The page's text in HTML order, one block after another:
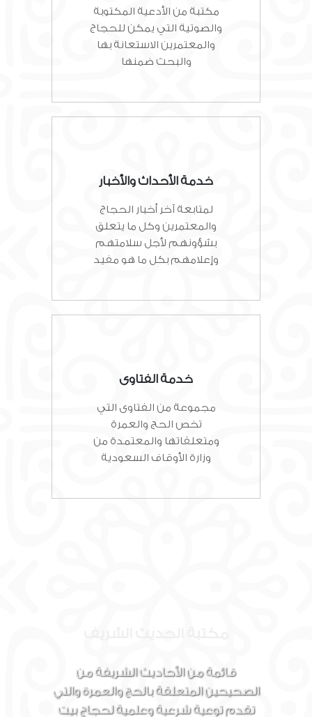
مكتبة من الأدعية المكتوبة
والصوتية التي يمكن للحجاج
والمعتمرين الاستعانة بها
والبحث ضمنها
خدمة الأحداث والأخبار
لمتابعة آخر أخبار الحجاج
والمعتمرين وكل ما يتعلق
بشؤونهم لأجل سلامتهم
وإعلامهم بكل ما هو مفيد
خدمة الفتاوى
مجموعة من الفتاوى التي
تخص الحج والعمرة
ومتعلقاتها والمعتمدة من
وزارة الأوقاف السعودية
قائمة من الأحاديث الشريفة من
الصحيحين المتعلقة بالحج والعمرة والتي
تقدم توعية شرعية وعلمية لحجاج بيت